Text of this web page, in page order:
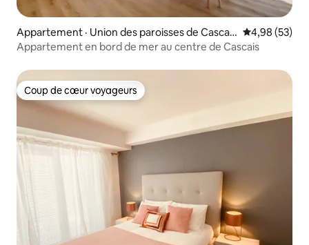
Appartement · Union des paroisses de Cascais
et Estoril
Note
4,98 (53)
Appartement en bord de mer au centre de Cascais
Coup de cœur voyageurs
Coup de cœur voyageurs